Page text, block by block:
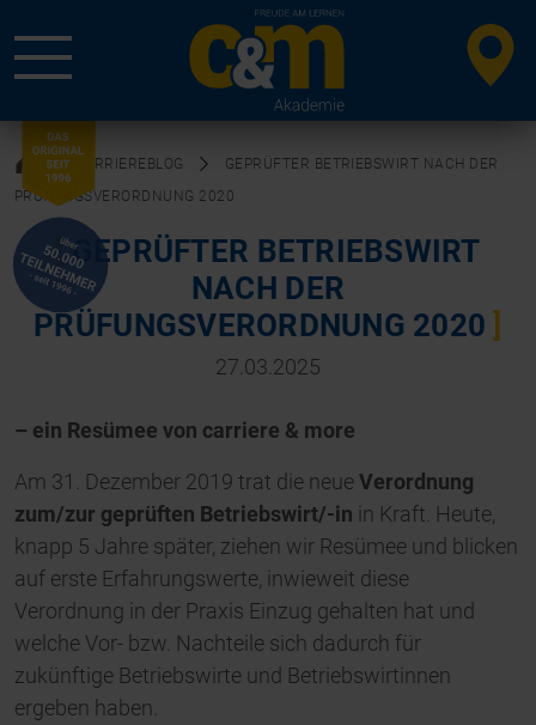
CARRIEREBLOG
GEPRÜFTER BETRIEBSWIRT NACH DER
PRÜFUNGSVERORDNUNG 2020
GEPRÜFTER BETRIEBSWIRT
NACH DER
PRÜFUNGSVERORDNUNG 2020
27.03.2025
– ein Resümee von carriere & more
Am 31. Dezember 2019 trat die neueVerordnung
zum/zur geprüften Betriebswirt/-in in Kraft. Heute,
knapp 5 Jahre später, ziehen wir Resümee und blicken
auf erste Erfahrungswerte, inwieweit diese
Verordnung in der Praxis Einzug gehalten hat und
welche Vor- bzw. Nachteile sich dadurch für
zukünftige Betriebswirte und Betriebswirtinnen
ergeben haben.